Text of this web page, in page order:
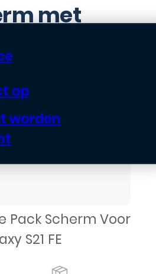
op
worden
met
Samsung
Ultra –
Service
Pack Scherm Voor
S21 FE